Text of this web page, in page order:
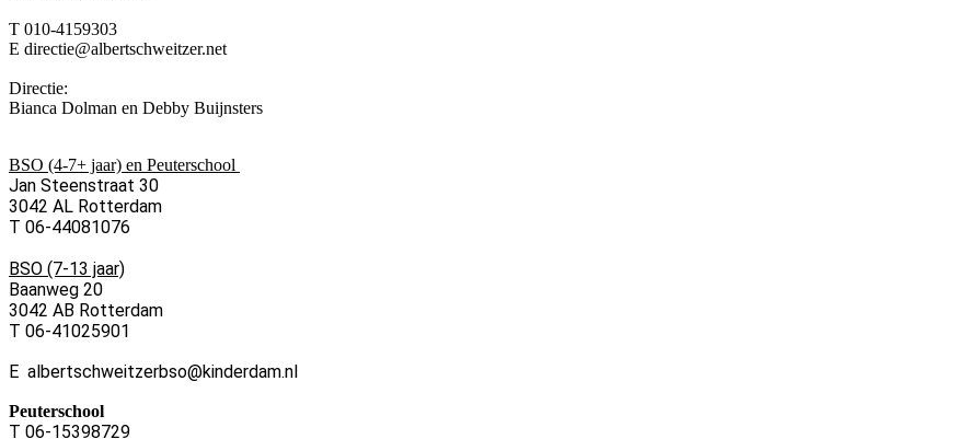
T 010-4159303
E directie@albertschweitzer.net
Directie:
Bianca Dolman en Debby Buijnsters
BSO (4-7+ jaar) en Peuterschool
Jan Steenstraat 30
3042 AL Rotterdam
T 06-44081076
BSO (7-13 jaar)
Baanweg 20
3042 AB Rotterdam
T 06-41025901
E albertschweitzerbso@kinderdam.nl
Peuterschool
T 06-15398729